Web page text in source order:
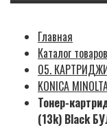
Главная
Каталог товаров
05.
KONICA
Тонер-
(13k) Black